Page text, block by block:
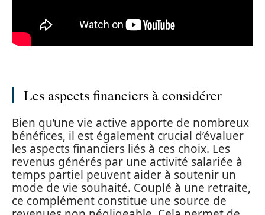
Les aspects financiers à considérer
Bien qu’une vie active apporte de nombreux
bénéfices, il est également crucial d’évaluer
les aspects financiers liés à ces choix. Les
revenus générés par une activité salariée à
temps partiel peuvent aider à soutenir un
mode de vie souhaité. Couplé à une retraite,
ce complément constitue une source de